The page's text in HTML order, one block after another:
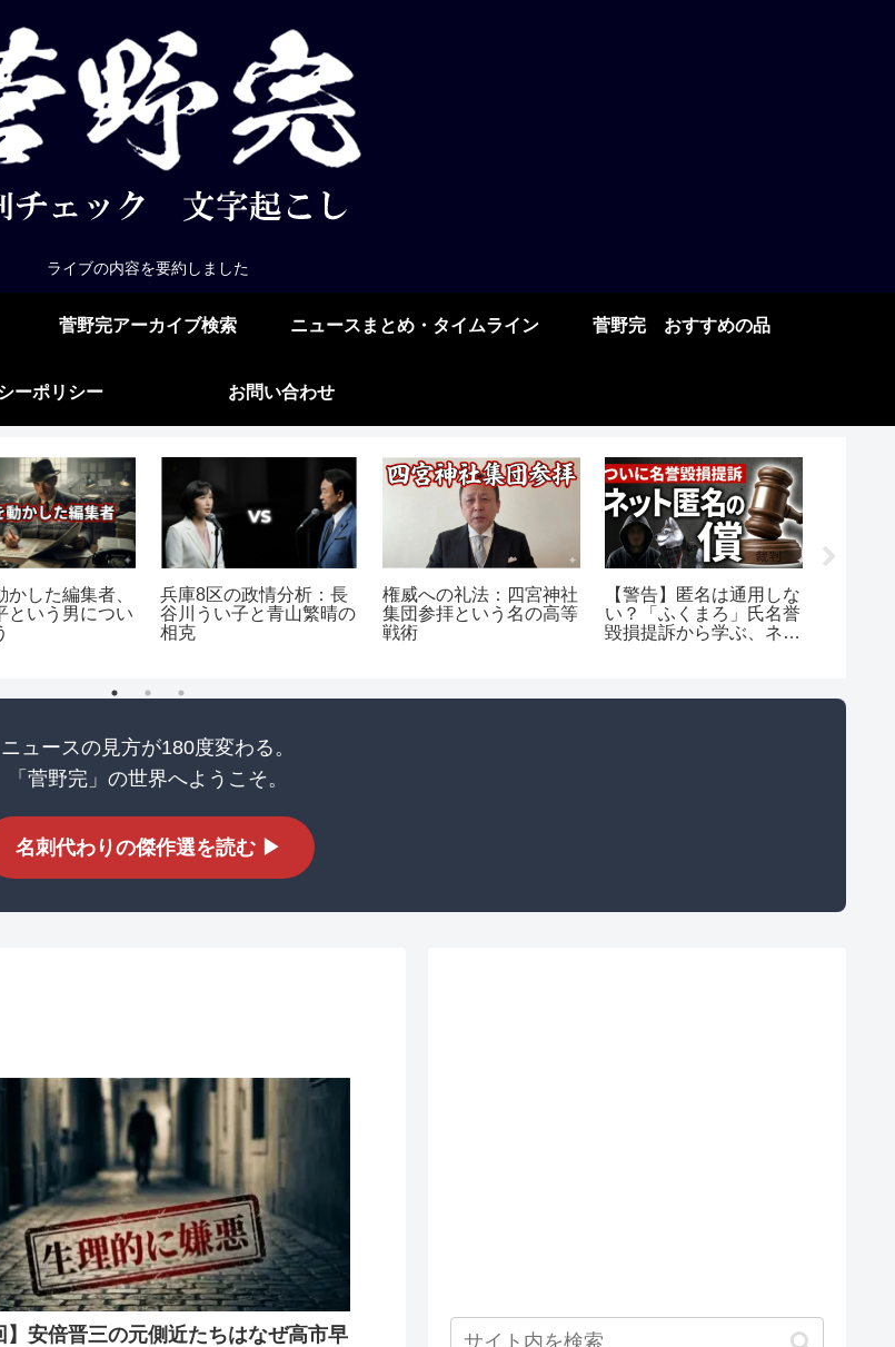
ライブの内容を要約しました
菅野完アーカイブ検索 ニュースまとめ・タイムライン 菅野完 おすすめの品
ーポリシー お問い合わせ
かした編集者、
という男につい
兵庫8区の政情分析：長
谷川うい子と青山繁晴の
相克
権威への礼法：四宮神社
集団参拝という名の高等
戦術
【警告】匿名は通用しな
い？「ふくまろ」氏名誉
毀損提訴から学ぶ、ネッ
ニュースの見方が180度変わる。
「菅野完」の世界へようこそ。
名刺代わりの傑作選を読む ▶
】安倍晋三の元側近たちはなぜ高市早